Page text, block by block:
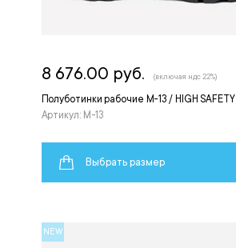
Полуботинки рабочие M-13 / HIGH SAFETY
Артикул: M-13
8 676.00 руб. (включая ндс 22%)
Выбрать размер
NEW